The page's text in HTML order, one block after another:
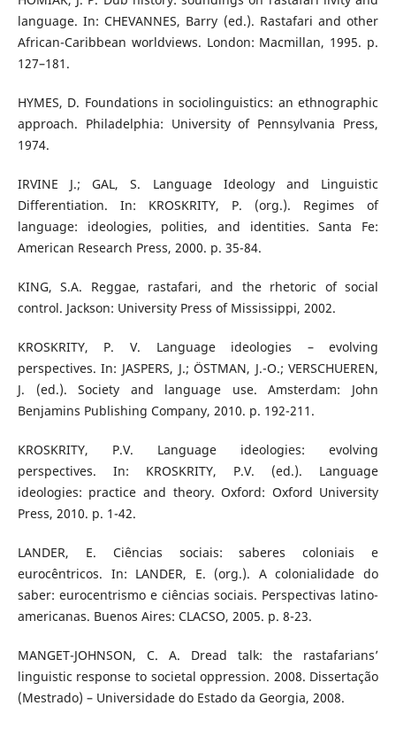
language. In: CHEVANNES, Barry (ed.). Rastafari and other
African-Caribbean worldviews. London: Macmillan, 1995. p.
127–181.
HYMES, D. Foundations in sociolinguistics: an ethnographic
approach. Philadelphia: University of Pennsylvania Press,
1974.
IRVINE J.; GAL, S. Language Ideology and Linguistic
Differentiation. In: KROSKRITY, P. (org.). Regimes of
language: ideologies, polities, and identities. Santa Fe:
American Research Press, 2000. p. 35-84.
KING, S.A. Reggae, rastafari, and the rhetoric of social
control. Jackson: University Press of Mississippi, 2002.
KROSKRITY, P. V. Language ideologies – evolving
perspectives. In: JASPERS, J.; ÖSTMAN, J.-O.; VERSCHUEREN,
J. (ed.). Society and language use. Amsterdam: John
Benjamins Publishing Company, 2010. p. 192-211.
KROSKRITY, P.V. Language ideologies: evolving
perspectives. In: KROSKRITY, P.V. (ed.). Language
ideologies: practice and theory. Oxford: Oxford University
Press, 2010. p. 1-42.
LANDER, E. Ciências sociais: saberes coloniais e
eurocêntricos. In: LANDER, E. (org.). A colonialidade do
saber: eurocentrismo e ciências sociais. Perspectivas latino-
americanas. Buenos Aires: CLACSO, 2005. p. 8-23.
MANGET-JOHNSON, C. A. Dread talk: the rastafarians’
linguistic response to societal oppression. 2008. Dissertação
(Mestrado) – Universidade do Estado da Georgia, 2008.